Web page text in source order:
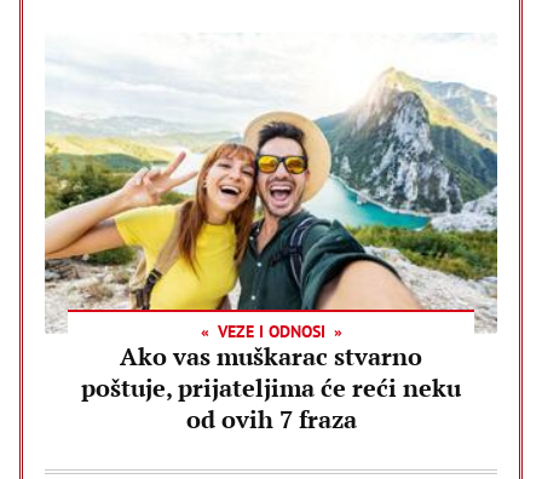
VEZE I ODNOSI
Ako vas muškarac stvarno
poštuje, prijateljima će reći neku
od ovih 7 fraza